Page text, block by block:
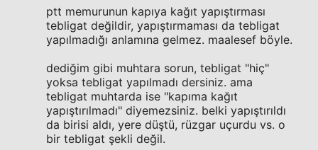
ptt memurunun kapıya kağıt yapıştırması
tebligat değildir, yapıştırmaması da tebligat
yapılmadığı anlamına gelmez. maalesef böyle.
dediğim gibi muhtara sorun, tebligat "hiç"
yoksa tebligat yapılmadı dersiniz. ama
tebligat muhtarda ise "kapıma kağıt
yapıştırılmadı" diyemezsiniz. belki yapıştırıldı
da birisi aldı, yere düştü, rüzgar uçurdu vs. o
bir tebligat şekli değil.